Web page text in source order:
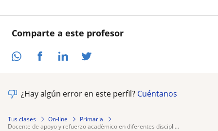
Comparte a este profesor
¿Hay algún error en este perfil? Cuéntanos
Tus clases On-line
Primaria
docente de apoyo y refuerzo académico en diferentes discipli...